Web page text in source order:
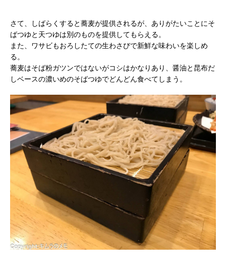
さて、しばらくすると蕎麦が提供されるが、ありがたいことにそ
ばつゆと天つゆは別のものを提供してもらえる。
また、ワサビもおろしたての生わさびで新鮮な味わいを楽しめ
る。
蕎麦はそば粉ガツンではないがコシはかなりあり、醤油と昆布だ
しベースの濃いめのそばつゆでどんどん食べてしまう。